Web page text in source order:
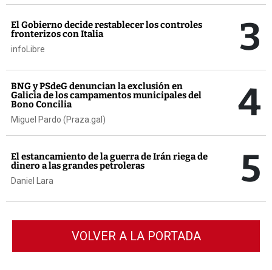
El Gobierno decide restablecer los controles
fronterizos con Italia
infoLibre 3
BNG y PSdeG denuncian la exclusión en
Galicia de los campamentos municipales del
Bono Concilia
Miguel Pardo (Praza.gal) 4
El estancamiento de la guerra de Irán riega de
dinero a las grandes petroleras
Daniel Lara 5
VOLVER A LA PORTADA